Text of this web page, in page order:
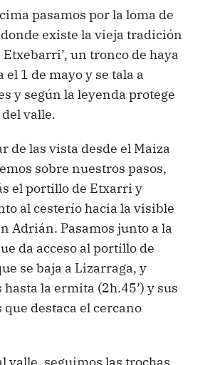
pasamos por la loma de
existe la vieja tradición
Etxebarri’, un tronco de haya
el 1 de mayo y se tala a
y según la leyenda protege
valle.
de las vista desde el Maiza
sobre nuestros pasos,
el portillo de Etxarri y
al cesterío hacia la visible
Adrián. Pasamos junto a la
da acceso al portillo de
se baja a Lizarraga, y
la ermita (2h.45’) y sus
que destaca el cercano
valle, seguimos las trochas